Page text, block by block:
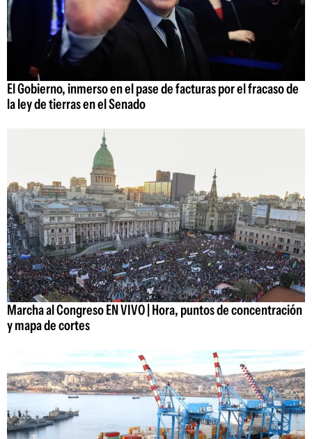
El Gobierno, inmerso en el pase de facturas por el fracaso de
la ley de tierras en el Senado
Marcha al Congreso EN VIVO | Hora, puntos de concentración
y mapa de cortes